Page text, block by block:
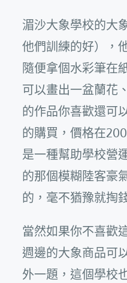
湄沙大象學校的大
他們訓練的好），
隨便拿個水彩筆在
可以畫出一盆蘭花
的作品你喜歡還可
的購買，價格在
是一種幫助學校營
的那個模糊陸客豪
的，毫不猶豫就掏
當然如果你不喜歡
週邊的大象商品可
外一題，這個學校